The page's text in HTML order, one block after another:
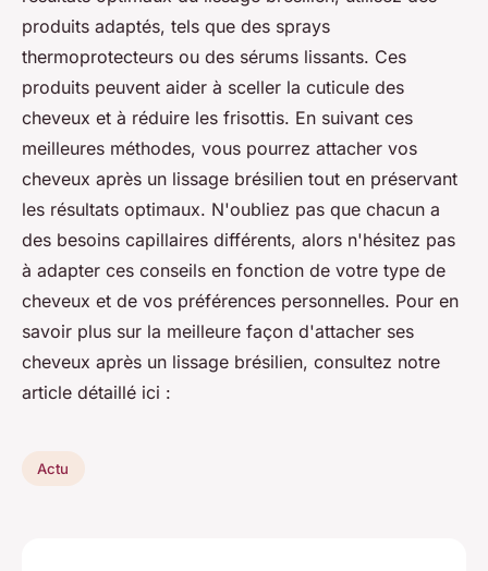
produits adaptés, tels que des sprays
thermoprotecteurs ou des sérums lissants. Ces
produits peuvent aider à sceller la cuticule des
cheveux et à réduire les frisottis. En suivant ces
meilleures méthodes, vous pourrez attacher vos
cheveux après un lissage brésilien tout en préservant
les résultats optimaux. N'oubliez pas que chacun a
des besoins capillaires différents, alors n'hésitez pas
à adapter ces conseils en fonction de votre type de
cheveux et de vos préférences personnelles. Pour en
savoir plus sur la meilleure façon d'attacher ses
cheveux après un lissage brésilien, consultez notre
article détaillé ici :
Actu